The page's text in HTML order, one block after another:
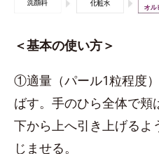
＜基本の使い方＞
①適量（パール1粒程度
ばす。手のひら全体で頬
下から上へ引き上げるよ
じませる。